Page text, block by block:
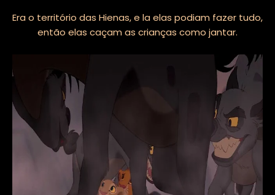
Era o território das Hienas, e la elas podiam fazer tudo,
então elas caçam as crianças como jantar.